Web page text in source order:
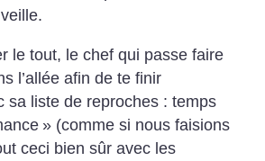
le tout, le chef qui passe faire
l’allée afin de te finir
sa liste de reproches : temps
» (comme si nous faisions
ceci bien sûr avec les